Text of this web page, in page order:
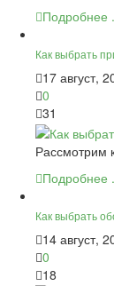
Подробнее
Как выбрать
17 август,
0
31
Рассмотрим
Подробнее
Как выбрать
14 август,
0
18